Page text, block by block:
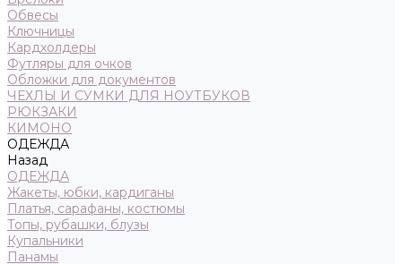
Обвесы
Ключницы
Кардхолдеры
Футляры для очков
Обложки для документов
ЧЕХЛЫ И СУМКИ ДЛЯ НОУТБУКОВ
РЮКЗАКИ
КИМОНО
ОДЕЖДА
Назад
ОДЕЖДА
Жакеты, юбки, кардиганы
Платья, сарафаны, костюмы
Топы, рубашки, блузы
Купальники
Панамы